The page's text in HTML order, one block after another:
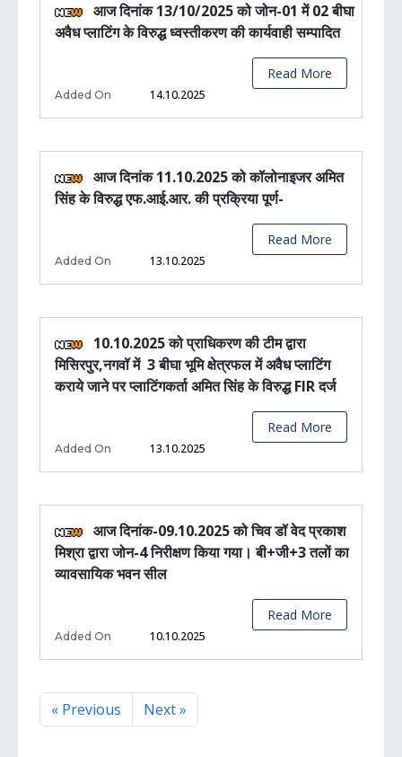
आज दिनांक 13/10/2025 को जोन-01 में 02 बीघा
अवैध प्लाटिंग के विरुद्ध ध्वस्तीकरण की कार्यवाही सम्पादित
Read More
Added On 14.10.2025
आज दिनांक 11.10.2025 को कॉलोनाइजर अमित
सिंह के विरुद्ध एफ.आई.आर. की प्रक्रिया पूर्ण-
Read More
Added On 13.10.2025
10.10.2025 को प्राधिकरण की टीम द्वारा
मिसिरपुर,नगवॉ में 3 बीघा भूमि क्षेत्रफल में अवैध प्लाटिंग
कराये जाने पर प्लाटिंगकर्ता अमित सिंह के विरुद्ध FIR दर्ज
Read More
Added On 13.10.2025
आज दिनांक-09.10.2025 को चिव डॉ वेद प्रकाश
मिश्रा द्वारा जोन-4 निरीक्षण किया गया। बी+जी+3 तलों का
व्यावसायिक भवन सील
Read More
Added On 10.10.2025
« Previous Next »